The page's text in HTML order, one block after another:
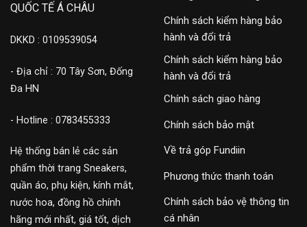
QUỐC TẾ Á CHÂU
DKKD : 0109539054
- Địa chỉ : 70 Tây Sơn, Đống
Đa HN
- Hotline : 0783455333
Hệ thống bán lẻ các sản
phẩm thời trang Sneakers,
quần áo, phụ kiện, kính mắt,
nước hoa, đồng hồ chính
hãng mới nhất, giá tốt, dịch
Chính sách kiểm hàng bảo
hành và đổi trả
Chính sách kiểm hàng bảo
hành và đổi trả
Chính sách giao hàng
Chính sách bảo mật
Về trả góp Fundiin
Phương thức thanh toán
Chính sách bảo vệ thông tin
cá nhân